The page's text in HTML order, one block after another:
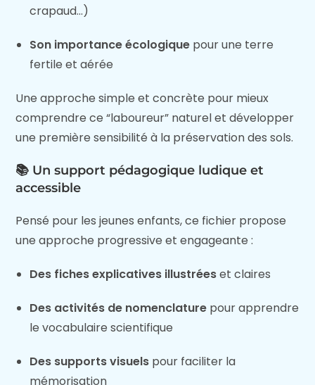
crapaud…)
Son importance écologique pour une terre
fertile et aérée
Une approche simple et concrète pour mieux
comprendre ce “laboureur” naturel et développer
une première sensibilité à la préservation des sols.
📚 Un support pédagogique ludique et
accessible
Pensé pour les jeunes enfants, ce fichier propose
une approche progressive et engageante :
Des fiches explicatives illustréeset claires
Des activités de nomenclature pour apprendre
le vocabulaire scientifique
Des supports visuels pour faciliter la
mémorisation